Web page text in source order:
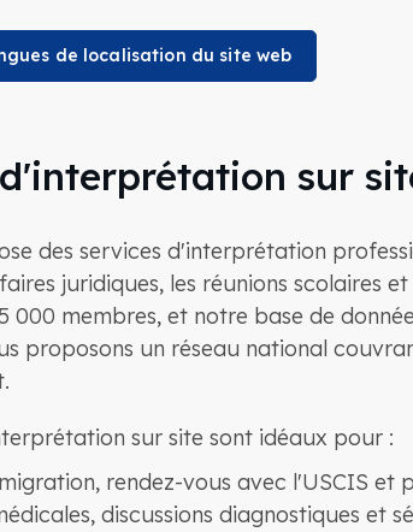
de localisation du site web
sur
des services d'interprétation
juridiques, les réunions scolaires
000 membres, et notre base de
proposons un réseau national
sur site sont idéaux pour :
rendez-vous avec l'USCIS et
discussions diagnostiques et